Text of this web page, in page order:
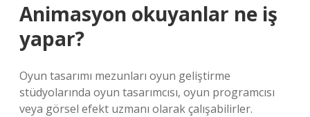
Animasyon okuyanlar ne iş
yapar?
Oyun tasarımı mezunları oyun geliştirme
stüdyolarında oyun tasarımcısı, oyun programcısı
veya görsel efekt uzmanı olarak çalışabilirler.